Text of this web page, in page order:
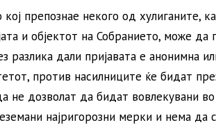
препознае некого од хулиганите,
и објектот на Собранието, може да
разлика дали пријавата е анонимна
против насилниците ќе бидат
не дозволат да бидат вовлекувани
најригорозни мерки и нема